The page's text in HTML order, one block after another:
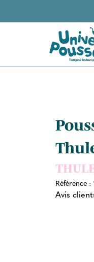
Référence :
Avis